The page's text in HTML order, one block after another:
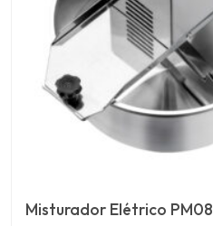
Misturador Elétrico PM08